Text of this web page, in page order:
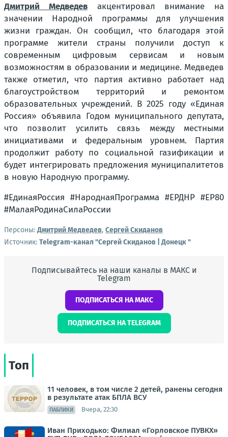
Дмитрий Медведевакцентировал внимание на
значении Народной программы для улучшения
жизни граждан. Он сообщил, что благодаря этой
программе жители страны получили доступ к
современным цифровым сервисам и новым
возможностям в образовании и медицине. Медведев
также отметил, что партия активно работает над
благоустройством территорий и ремонтом
образовательных учреждений. В 2025 году «Единая
Россия» объявила Годом муниципального депутата,
что позволит усилить связь между местными
инициативами и федеральным уровнем. Партия
продолжит работу по социальной газификации и
будет интегрировать предложения муниципалитетов
в новую Народную программу.
#ЕдинаяРоссия #НароднаяПрограмма #ЕРДНР #ЕР80
#МалаяРодинаСилаРоссии
Персоны: Дмитрий Медведев, Сергей Скиданов
Источник: Telegram-канал "Сергей Скиданов | Донецк "
Подписывайтесь на наши каналы в МАКС и
Telegram
ПОДПИСАТЬСЯ НА МАКС
ПОДПИСАТЬСЯ НА TELEGRAM
Топ
11 человек, в том числе 2 детей, ранены сегодня
в результате атак БПЛА ВСУ
ПАБЛИКИ Вчера, 22:30
Иван Приходько: Филиал «Горловское ПУВКХ»